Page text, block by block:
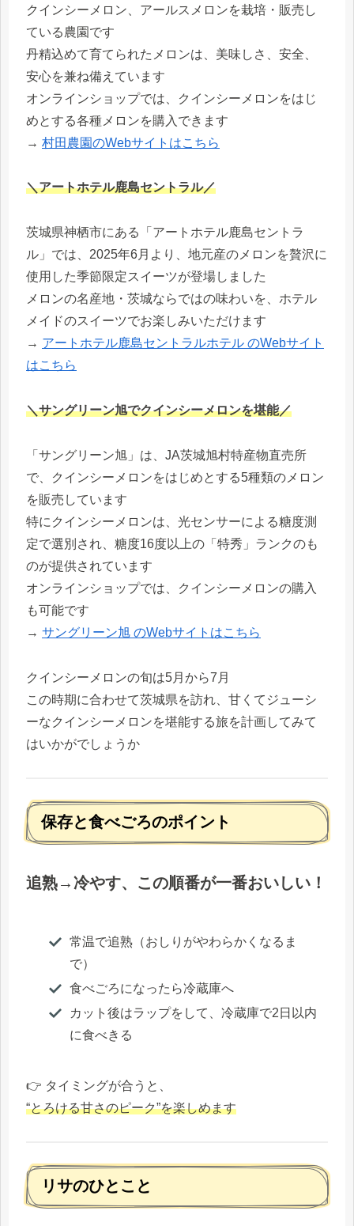
クインシーメロン、アールスメロンを栽培・販売し
ている農園です
丹精込めて育てられたメロンは、美味しさ、安全、
安心を兼ね備えています
オンラインショップでは、クインシーメロンをはじ
めとする各種メロンを購入できます
→ 村田農園のWebサイトはこちら
＼アートホテル鹿島セントラル／
茨城県神栖市にある「アートホテル鹿島セントラ
ル」では、2025年6月より、地元産のメロンを贅沢に
使用した季節限定スイーツが登場しました
メロンの名産地・茨城ならではの味わいを、ホテル
メイドのスイーツでお楽しみいただけます
→ アートホテル鹿島セントラルホテル のWebサイト
はこちら
＼サングリーン旭でクインシーメロンを堪能／
「サングリーン旭」は、JA茨城旭村特産物直売所
で、クインシーメロンをはじめとする5種類のメロン
を販売しています
特にクインシーメロンは、光センサーによる糖度測
定で選別され、糖度16度以上の「特秀」ランクのも
のが提供されています
オンラインショップでは、クインシーメロンの購入
も可能です
→ サングリーン旭 のWebサイトはこちら
クインシーメロンの旬は5月から7月
この時期に合わせて茨城県を訪れ、甘くてジューシ
ーなクインシーメロンを堪能する旅を計画してみて
はいかがでしょうか
保存と食べごろのポイント
追熟→冷やす、この順番が一番おいしい！
常温で追熟（おしりがやわらかくなるま
で）
食べごろになったら冷蔵庫へ
カット後はラップをして、冷蔵庫で2日以内
に食べきる
👉 タイミングが合うと、
“とろける甘さのピーク”を楽しめます
リサのひとこと